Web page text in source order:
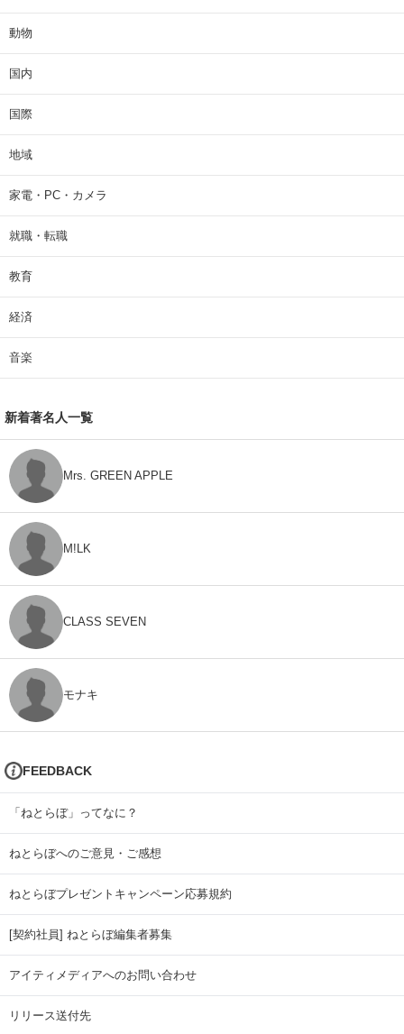
動物
国内
国際
地域
家電・PC・カメラ
就職・転職
教育
経済
音楽
新着著名人一覧
Mrs. GREEN APPLE
M!LK
CLASS SEVEN
モナキ
FEEDBACK
「ねとらぼ」ってなに？
ねとらぼへのご意見・ご感想
ねとらぼプレゼントキャンペーン応募規約
[契約社員] ねとらぼ編集者募集
アイティメディアへのお問い合わせ
リリース送付先